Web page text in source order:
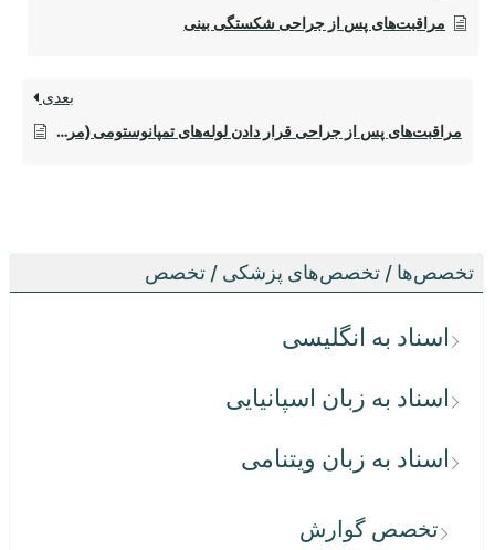
تخصص‌ها / تخصص‌های پزشکی / تخصص
اسناد به انگلیسی
اسناد به زبان اسپانیایی
اسناد به زبان ویتنامی
تخصص گوارش
مراقبت‌های پس از جراحی شکستگی بینی
بعدی
مراقبت‌های پس از جراحی قرار دادن لوله‌های تمپانوستومی (مراقبت‌های پس از جراحی قرار دادن لوله‌های پرده گوش)